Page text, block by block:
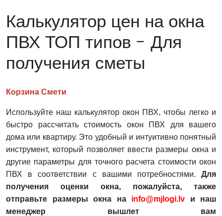
Калькулятор цен на окна
ПВХ ТОП типов - Для
получения сметы
Корзинa Смети
Используйте наш калькулятор окон ПВХ, чтобы легко и
быстро рассчитать стоимость окон ПВХ для вашего
дома или квартиру. Это удобный и интуитивно понятный
инструмент, который позволяет ввести размеры окна и
другие параметры для точного расчета стоимости окон
ПВХ в соответствии с вашими потребностями. Для
получения оценки окна, пожалуйста, также
отправьте размеры окна на info@mjlogi.lv и наш
менеджер вышлет вам